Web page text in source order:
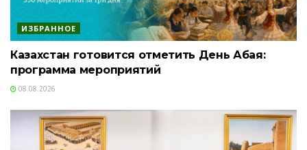
ИЗБРАННОЕ
Казахстан готовится отметить День Абая:
программа мероприятий
08.08.2026